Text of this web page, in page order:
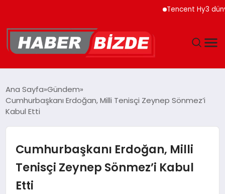
Tencent Hy3 dünya
YAŞAM
MAGAZIN
Ana Sayfa Gündem
Cumhurbaşkanı Erdoğan, Milli Tenisçi Zeynep Sönmez’i
Kabul Etti
Cumhurbaşkanı Erdoğan, Milli
Tenisçi Zeynep Sönmez’i Kabul
Etti